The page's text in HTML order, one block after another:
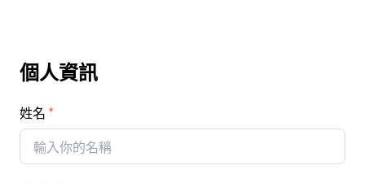
個人資訊
姓名